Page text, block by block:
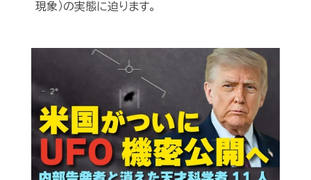
現象）の実態に迫ります。